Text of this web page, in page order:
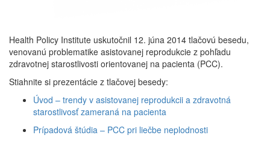
Health Policy Institute uskutočnil 12. júna 2014 tlačovú besedu,
venovanú problematike asistovanej reprodukcie z pohľadu
zdravotnej starostlivosti orientovanej na pacienta (PCC).
Stiahnite si prezentácie z tlačovej besedy:
Úvod – trendy v asistovanej reprodukcii a zdravotná
starostlivosť zameraná na pacienta
Prípadová štúdia – PCC pri liečbe neplodnosti